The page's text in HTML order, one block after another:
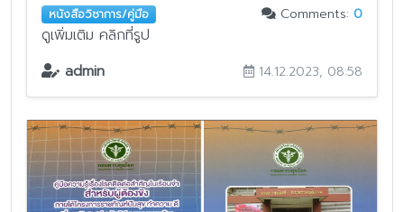
หนังสือวิชาการ/คู่มือ Comments: 0
ดูเพิ่มเติม คลิกที่รูป
admin
14.12.2023, 08:58